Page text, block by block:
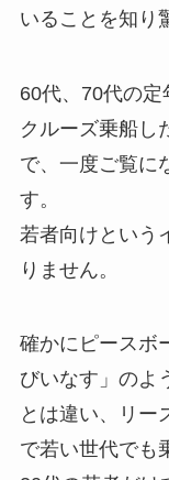
いることを知り
60代、70代の定
クルーズ乗船し
で、一度ご覧に
す。
若者向けという
りません。
確かにピースボ
びいなす」のよ
とは違い、リー
で若い世代でも